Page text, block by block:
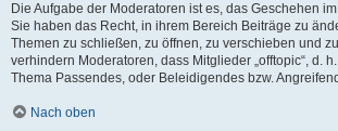
Die Aufgabe der Moderatoren ist es, das Geschehen
Sie haben das Recht, in ihrem Bereich Beiträge zu
Themen zu schließen, zu öffnen, zu verschieben und
verhindern Moderatoren, dass Mitglieder „offtopic“, d.
Thema Passendes, oder Beleidigendes bzw.
Nach oben